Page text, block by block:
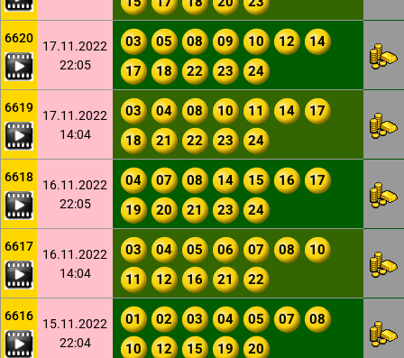
6620
17.11.2022
22:05
03 05 08 09 10 12
14
17
18 22 23 24
6619
17.11.2022
14:04
03 04 08 10 11 14
17
18
21 22 23 24
6618
16.11.2022
22:05
04 07 08 14 15 16
17
19
20 21 23 24
6617
16.11.2022
14:04
03 04 05 06 07 08
10
11
12 16 21 22
6616
15.11.2022
22:04
01 02 03 04 05 07
08
10
12 15 19 20